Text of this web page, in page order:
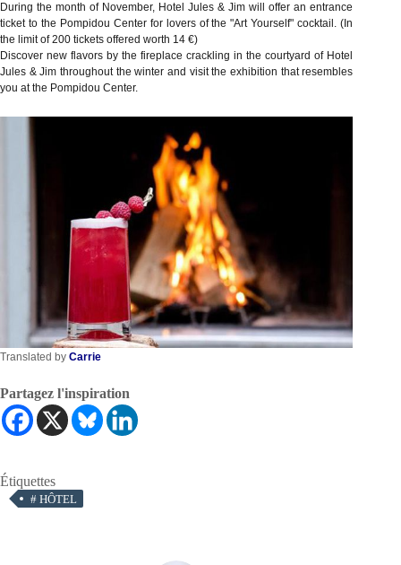
During the month of November, Hotel Jules & Jim will offer an entrance
ticket to the Pompidou Center for lovers of the "Art Yourself" cocktail. (In
the limit of 200 tickets offered worth 14 €)
Discover new flavors by the fireplace crackling in the courtyard of Hotel
Jules & Jim throughout the winter and visit the exhibition that resembles
you at the Pompidou Center.
Translated by Carrie
Partagez l'inspiration
Étiquettes
# HÔTEL